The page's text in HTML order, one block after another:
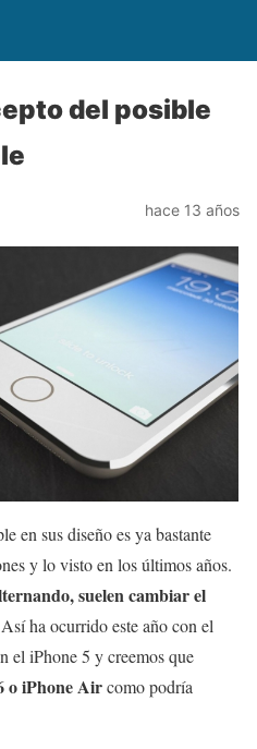
del posible
hace 13 años
en sus diseño es ya bastante
y lo visto en los últimos años.
suelen cambiar el
Así ha ocurrido este año con el
el iPhone 5 y creemos que
o iPhone Aircomo podría